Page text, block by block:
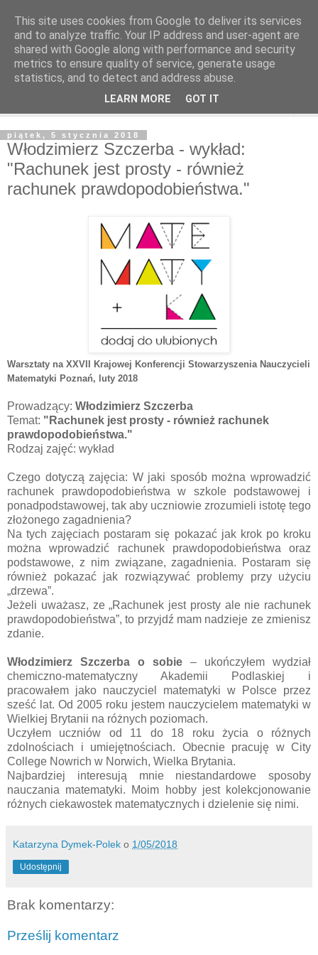
piątek, 5 stycznia 2018
Włodzimierz Szczerba - wykład:
"Rachunek jest prosty - również
rachunek prawdopodobieństwa."
Warsztaty na XXVII Krajowej Konferencji Stowarzyszenia Nauczycieli
Matematyki Poznań, luty 2018
Prowadzący: Włodzimierz Szczerba
Temat: "Rachunek jest prosty - również rachunek
prawdopodobieństwa."
Rodzaj zajęć: wykład
Czego dotyczą zajęcia: W jaki sposób można wprowadzić
rachunek prawdopodobieństwa w szkole podstawowej i
ponadpodstawowej, tak aby uczniowie zrozumieli istotę tego
złożonego zagadnienia?
Na tych zajęciach postaram się pokazać jak krok po kroku
można wprowadzić rachunek prawdopodobieństwa oraz
podstawowe, z nim związane, zagadnienia. Postaram się
również pokazać jak rozwiązywać problemy przy użyciu
„drzewa”.
Jeżeli uważasz, ze „Rachunek jest prosty ale nie rachunek
prawdopodobieństwa”, to przyjdź mam nadzieje ze zmienisz
zdanie.
Włodzimierz Szczerba o sobie – ukończyłem wydział
chemiczno-matematyczny Akademii Podlaskiej i
pracowałem jako nauczyciel matematyki w Polsce przez
sześć lat. Od 2005 roku jestem nauczycielem matematyki w
Wielkiej Brytanii na różnych poziomach.
Uczyłem uczniów od 11 do 18 roku życia o różnych
zdolnościach i umiejętnościach. Obecnie pracuję w City
College Nowrich w Norwich, Wielka Brytania.
Najbardziej interesują mnie niestandardowe sposoby
nauczania matematyki. Moim hobby jest kolekcjonowanie
różnych ciekawostek matematycznych i dzielenie się nimi.
Katarzyna Dymek-Polek o 1/05/2018
Udostępnij
Brak komentarzy:
Prześlij komentarz
This site uses cookies from Google to deliver its services
and to analyze traffic. Your IP address and user-agent are
shared with Google along with performance and security
metrics to ensure quality of service, generate usage
statistics, and to detect and address abuse.
LEARN MORE GOT IT